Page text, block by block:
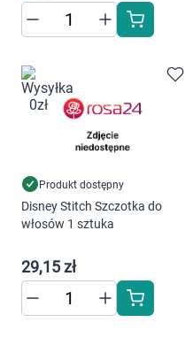
Produkt dostępny
Disney Stitch Szczotka do
włosów 1 sztuka
29,15 zł